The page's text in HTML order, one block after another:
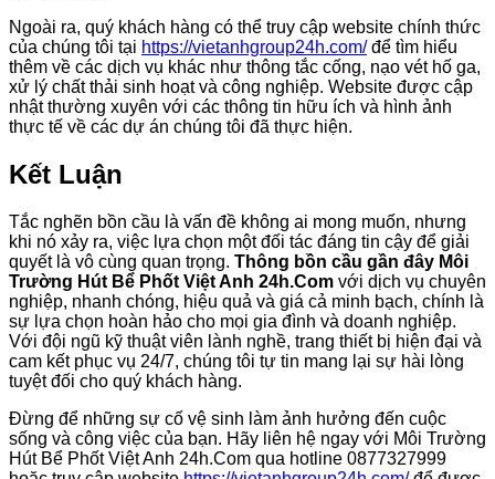
Ngoài ra, quý khách hàng có thể truy cập website chính thức
của chúng tôi tại https://vietanhgroup24h.com/để tìm hiểu
thêm về các dịch vụ khác như thông tắc cống, nạo vét hố ga,
xử lý chất thải sinh hoạt và công nghiệp. Website được cập
nhật thường xuyên với các thông tin hữu ích và hình ảnh
thực tế về các dự án chúng tôi đã thực hiện.
Kết Luận
Tắc nghẽn bồn cầu là vấn đề không ai mong muốn, nhưng
khi nó xảy ra, việc lựa chọn một đối tác đáng tin cậy để giải
quyết là vô cùng quan trọng. Thông bồn cầu gần đây Môi
Trường Hút Bể Phốt Việt Anh 24h.Com với dịch vụ chuyên
nghiệp, nhanh chóng, hiệu quả và giá cả minh bạch, chính là
sự lựa chọn hoàn hảo cho mọi gia đình và doanh nghiệp.
Với đội ngũ kỹ thuật viên lành nghề, trang thiết bị hiện đại và
cam kết phục vụ 24/7, chúng tôi tự tin mang lại sự hài lòng
tuyệt đối cho quý khách hàng.
Đừng để những sự cố vệ sinh làm ảnh hưởng đến cuộc
sống và công việc của bạn. Hãy liên hệ ngay với Môi Trường
Hút Bể Phốt Việt Anh 24h.Com qua hotline 0877327999